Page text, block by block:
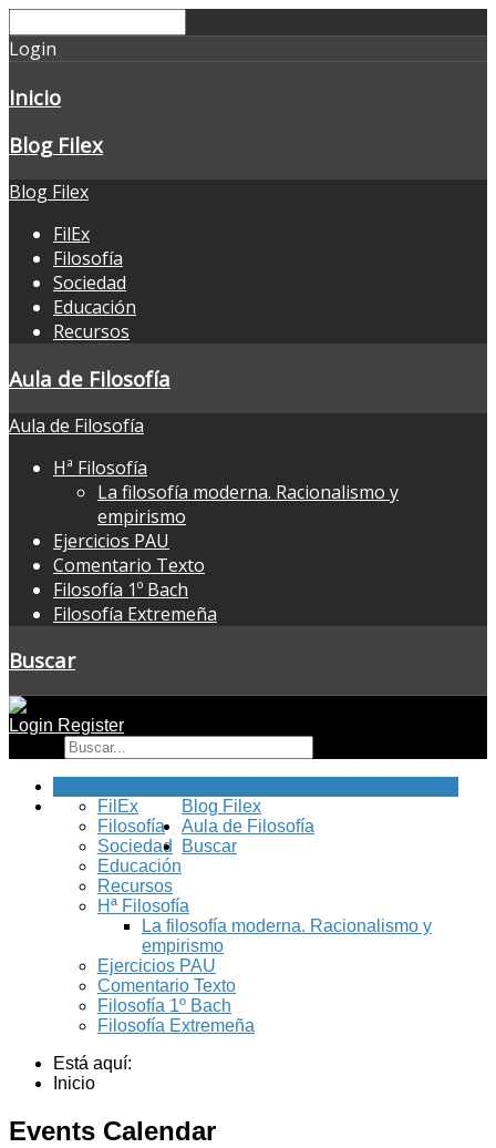
Login
Inicio
Blog Filex
Blog Filex
FilEx
Filosofía
Sociedad
Educación
Recursos
Aula de Filosofía
Aula de Filosofía
Hª Filosofía
La filosofía moderna. Racionalismo y
empirismo
Ejercicios PAU
Comentario Texto
Filosofía 1º Bach
Filosofía Extremeña
Buscar
Login Register
Blog Filex
FilEx
Filosofía
Sociedad
Educación
Recursos
Aula de Filosofía
Hª Filosofía
La filosofía moderna. Racionalismo y
empirismo
Ejercicios PAU
Comentario Texto
Filosofía 1º Bach
Filosofía Extremeña
Buscar
Está aquí:
Inicio
Events Calendar